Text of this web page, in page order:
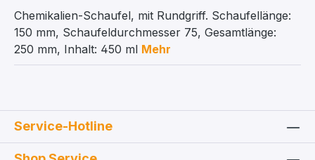
Chemikalien-Schaufel, mit Rundgriff. Schaufellänge:
150 mm, Schaufeldurchmesser 75, Gesamtlänge:
250 mm, Inhalt: 450 ml Mehr
Service-Hotline